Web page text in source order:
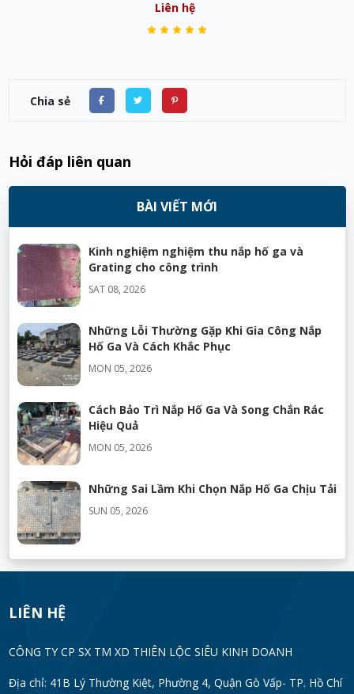
Liên hệ
Chia sẻ
Hỏi đáp liên quan
BÀI VIẾT MỚI
Kinh nghiệm nghiệm thu nắp hố ga và
Grating cho công trình
SAT 08, 2026
Những Lỗi Thường Gặp Khi Gia Công Nắp
Hố Ga Và Cách Khắc Phục
MON 05, 2026
Cách Bảo Trì Nắp Hố Ga Và Song Chắn Rác
Hiệu Quả
MON 05, 2026
Những Sai Lầm Khi Chọn Nắp Hố Ga Chịu Tải
SUN 05, 2026
Top Mẫu Nắp Hố Ga Đẹp Và Bền Được Ưa
Chính sách bảo hành sản phẩm như thế
SUN 05, 2026
LIÊN HỆ
CÔNG TY CP SX TM XD THIÊN LỘC SIÊU KINH DOANH
Địa chỉ: 41B Lý Thường Kiệt, Phường 4, Quận Gò Vấp- TP. Hồ Chí